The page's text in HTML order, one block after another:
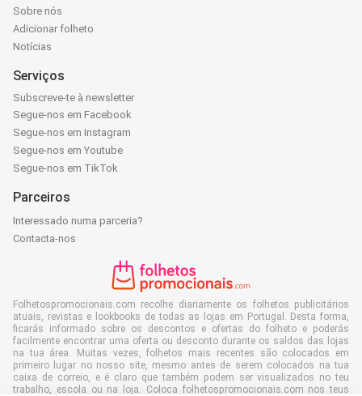
Sobre nós
Adicionar folheto
Notícias
Serviços
Subscreve-te à newsletter
Segue-nos em Facebook
Segue-nos em Instagram
Segue-nos em Youtube
Segue-nos em TikTok
Parceiros
Interessado numa parceria?
Contacta-nos
Folhetospromocionais.com recolhe diariamente os folhetos publicitários
atuais, revistas e lookbooks de todas as lojas em Portugal. Desta forma,
ficarás informado sobre os descontos e ofertas do folheto e poderás
facilmente encontrar uma oferta ou desconto durante os saldos das lojas
na tua área. Muitas vezes, folhetos mais recentes são colocados em
primeiro lugar no nosso site, mesmo antes de serem colocados na tua
caixa de correio, e é claro que também podem ser visualizados no teu
trabalho, escola ou na loja. Coloca folhetospromocionais.com nos teus